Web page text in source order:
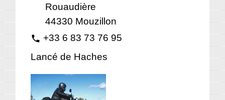
Rouaudière
44330 Mouzillon
phone +33 6 83 73 76 95
Lancé de Haches